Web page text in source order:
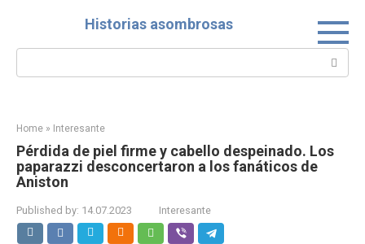
Historias asombrosas
Search:
Home » Interesante
Pérdida de piel firme y cabello despeinado. Los
paparazzi desconcertaron a los fanáticos de
Aniston
Published by: 14.07.2023 Interesante